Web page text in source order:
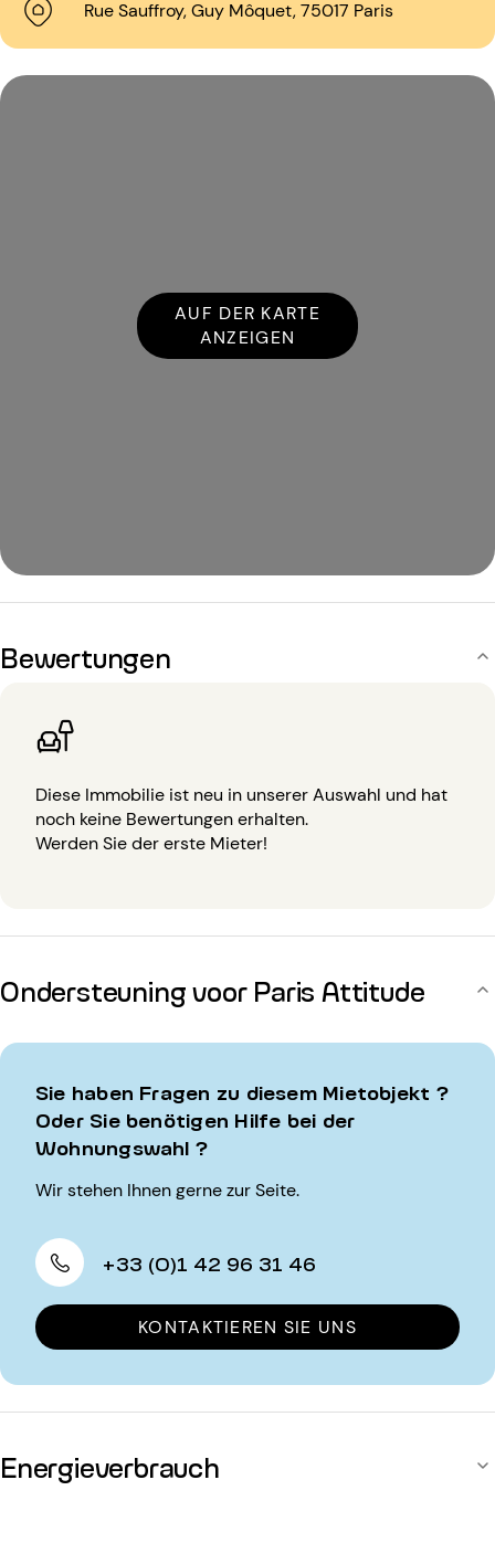
Rue Sauffroy, Guy Môquet, 75017 Paris
AUF DER KARTE
ANZEIGEN
Bewertungen
Diese Immobilie ist neu in unserer Auswahl und hat
noch keine Bewertungen erhalten.
Werden Sie der erste Mieter!
Ondersteuning voor Paris Attitude
Sie haben Fragen zu diesem Mietobjekt ?
Oder Sie benötigen Hilfe bei der
Wohnungswahl ?
Wir stehen Ihnen gerne zur Seite.
+33 (0)1 42 96 31 46
KONTAKTIEREN SIE UNS
Energieverbrauch